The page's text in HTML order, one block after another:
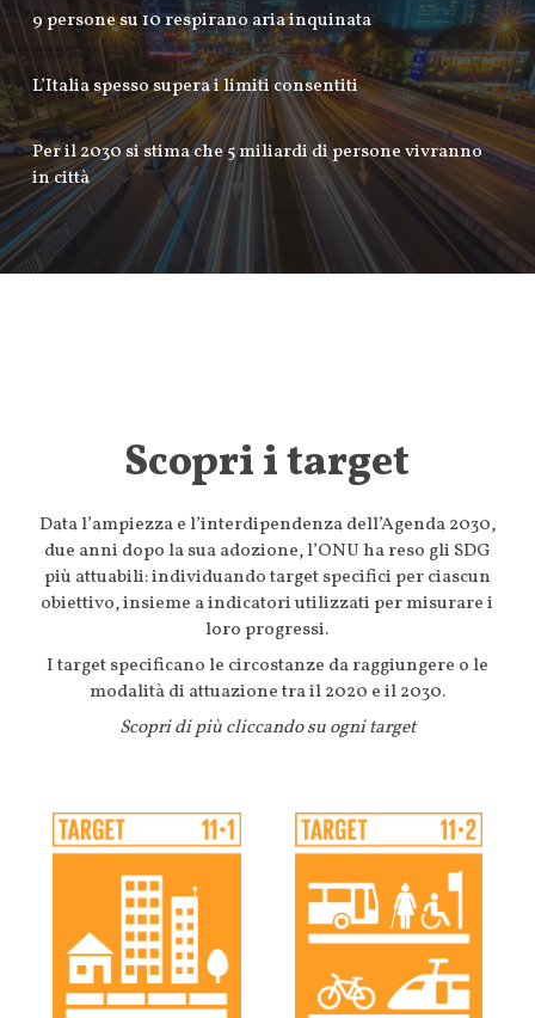
9 persone su 10 respirano aria inquinata
L’Italia spesso supera i limiti consentiti
Per il 2030 si stima che 5 miliardi di persone vivranno
in città
Scopri i target
Data l’ampiezza e l’interdipendenza dell’Agenda 2030,
due anni dopo la sua adozione, l’ONU ha reso gli SDG
più attuabili: individuando target specifici per ciascun
obiettivo, insieme a indicatori utilizzati per misurare i
loro progressi.
I target specificano le circostanze da raggiungere o le
modalità di attuazione tra il 2020 e il 2030.
Scopri di più cliccando su ogni target